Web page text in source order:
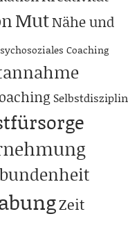
MutNähe und
Coaching
Selbstdisziplin
Zeit